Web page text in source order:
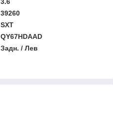
39260
SXT
QY67HDAAD
Задн. / Лев